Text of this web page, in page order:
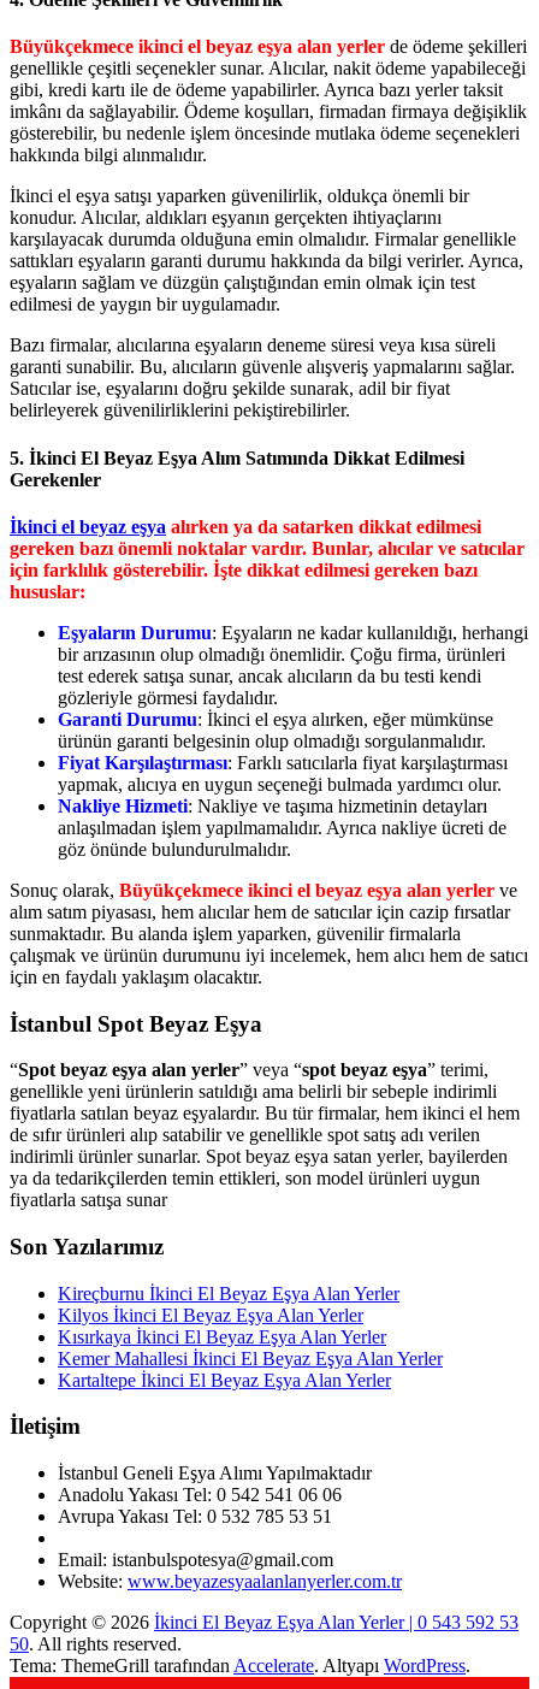
Büyükçekmece ikinci el beyaz eşya alan yerler de ödeme şekilleri
genellikle çeşitli seçenekler sunar. Alıcılar, nakit ödeme yapabileceği
gibi, kredi kartı ile de ödeme yapabilirler. Ayrıca bazı yerler taksit
imkânı da sağlayabilir. Ödeme koşulları, firmadan firmaya değişiklik
gösterebilir, bu nedenle işlem öncesinde mutlaka ödeme seçenekleri
hakkında bilgi alınmalıdır.
İkinci el eşya satışı yaparken güvenilirlik, oldukça önemli bir
konudur. Alıcılar, aldıkları eşyanın gerçekten ihtiyaçlarını
karşılayacak durumda olduğuna emin olmalıdır. Firmalar genellikle
sattıkları eşyaların garanti durumu hakkında da bilgi verirler. Ayrıca,
eşyaların sağlam ve düzgün çalıştığından emin olmak için test
edilmesi de yaygın bir uygulamadır.
Bazı firmalar, alıcılarına eşyaların deneme süresi veya kısa süreli
garanti sunabilir. Bu, alıcıların güvenle alışveriş yapmalarını sağlar.
Satıcılar ise, eşyalarını doğru şekilde sunarak, adil bir fiyat
belirleyerek güvenilirliklerini pekiştirebilirler.
5. İkinci El Beyaz Eşya Alım Satımında Dikkat Edilmesi
Gerekenler
İkinci el beyaz eşya alırken ya da satarken dikkat edilmesi
gereken bazı önemli noktalar vardır. Bunlar, alıcılar ve satıcılar
için farklılık gösterebilir. İşte dikkat edilmesi gereken bazı
hususlar:
Eşyaların Durumu: Eşyaların ne kadar kullanıldığı, herhangi
bir arızasının olup olmadığı önemlidir. Çoğu firma, ürünleri
test ederek satışa sunar, ancak alıcıların da bu testi kendi
gözleriyle görmesi faydalıdır.
Garanti Durumu: İkinci el eşya alırken, eğer mümkünse
ürünün garanti belgesinin olup olmadığı sorgulanmalıdır.
Fiyat Karşılaştırması: Farklı satıcılarla fiyat karşılaştırması
yapmak, alıcıya en uygun seçeneği bulmada yardımcı olur.
Nakliye Hizmeti: Nakliye ve taşıma hizmetinin detayları
anlaşılmadan işlem yapılmamalıdır. Ayrıca nakliye ücreti de
göz önünde bulundurulmalıdır.
Sonuç olarak, Büyükçekmece ikinci el beyaz eşya alan yerler ve
alım satım piyasası, hem alıcılar hem de satıcılar için cazip fırsatlar
sunmaktadır. Bu alanda işlem yaparken, güvenilir firmalarla
çalışmak ve ürünün durumunu iyi incelemek, hem alıcı hem de satıcı
için en faydalı yaklaşım olacaktır.
İstanbul Spot Beyaz Eşya
“Spot beyaz eşya alan yerler” veya “spot beyaz eşya” terimi,
genellikle yeni ürünlerin satıldığı ama belirli bir sebeple indirimli
fiyatlarla satılan beyaz eşyalardır. Bu tür firmalar, hem ikinci el hem
de sıfır ürünleri alıp satabilir ve genellikle spot satış adı verilen
indirimli ürünler sunarlar. Spot beyaz eşya satan yerler, bayilerden
ya da tedarikçilerden temin ettikleri, son model ürünleri uygun
fiyatlarla satışa sunar
Son Yazılarımız
Kireçburnu İkinci El Beyaz Eşya Alan Yerler
Kilyos İkinci El Beyaz Eşya Alan Yerler
Kısırkaya İkinci El Beyaz Eşya Alan Yerler
Kemer Mahallesi İkinci El Beyaz Eşya Alan Yerler
Kartaltepe İkinci El Beyaz Eşya Alan Yerler
İletişim
İstanbul Geneli Eşya Alımı Yapılmaktadır
Anadolu Yakası Tel: 0 542 541 06 06
Avrupa Yakası Tel: 0 532 785 53 51
Email: istanbulspotesya@gmail.com
Website: www.beyazesyaalanlanyerler.com.tr
Copyright © 2026 İkinci El Beyaz Eşya Alan Yerler | 0 543 592 53
50. All rights reserved.
Tema: ThemeGrill tarafından Accelerate. Altyapı WordPress.